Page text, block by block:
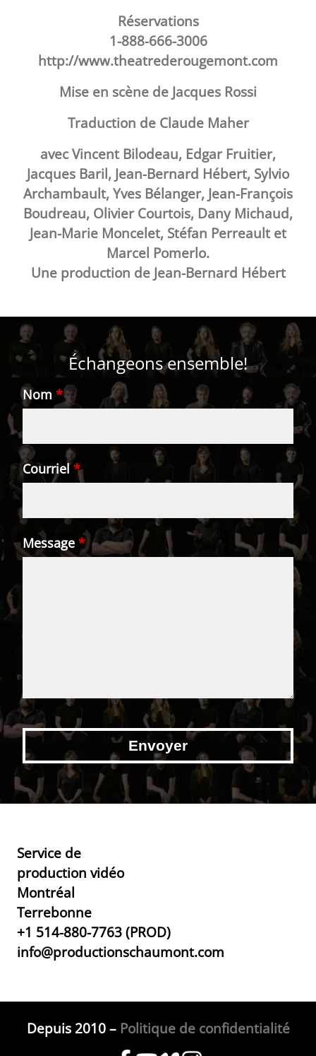
Réservations
1-888-666-3006
http://www.theatrederougemont.com
Mise en scène de Jacques Rossi
Traduction de Claude Maher
avec Vincent Bilodeau, Edgar Fruitier,
Jacques Baril, Jean-Bernard Hébert, Sylvio
Archambault, Yves Bélanger, Jean-François
Boudreau, Olivier Courtois, Dany Michaud,
Jean-Marie Moncelet, Stéfan Perreault et
Marcel Pomerlo.
Une production de Jean-Bernard Hébert
Échangeons ensemble!
Nom *
Courriel*
Message *
Service de
production vidéo
Montréal
Terrebonne
+1 514-880-7763 (PROD)
info@productionschaumont.com
Depuis 2010 – Politique de confidentialité